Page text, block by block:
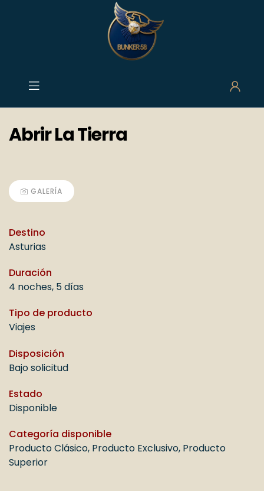
Abrir La Tierra
GALERÍA
Destino
Asturias
Duración
4 noches, 5 días
Tipo de producto
Viajes
Disposición
Bajo solicitud
Estado
Disponible
Categoría disponible
Producto Clásico, Producto Exclusivo, Producto
Superior